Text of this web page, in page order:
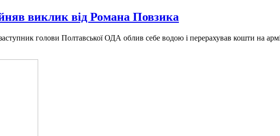
виклик від Романа Повзика
голови Полтавської ОДА облив себе водою і перерахував кошти на